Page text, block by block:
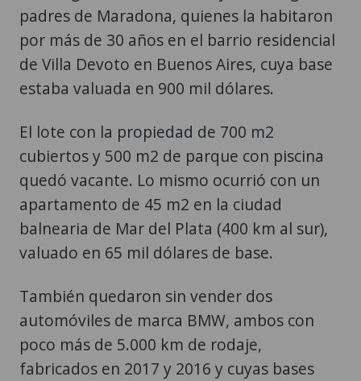
padres de Maradona, quienes la habitaron
por más de 30 años en el barrio residencial
de Villa Devoto en Buenos Aires, cuya base
estaba valuada en 900 mil dólares.
El lote con la propiedad de 700 m2
cubiertos y 500 m2 de parque con piscina
quedó vacante. Lo mismo ocurrió con un
apartamento de 45 m2 en la ciudad
balnearia de Mar del Plata (400 km al sur),
valuado en 65 mil dólares de base.
También quedaron sin vender dos
automóviles de marca BMW, ambos con
poco más de 5.000 km de rodaje,
fabricados en 2017 y 2016 y cuyas bases